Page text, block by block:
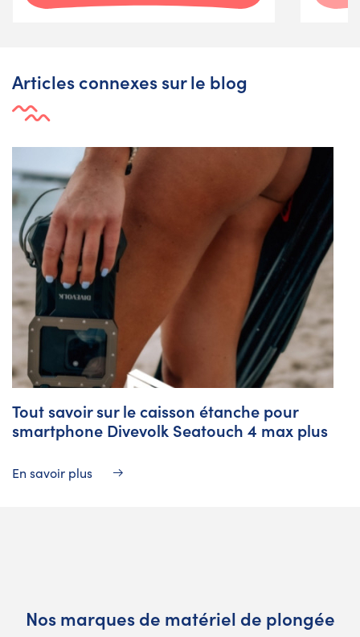
Articles connexes sur le blog
Tout savoir sur le caisson étanche pour
smartphone Divevolk Seatouch 4 max plus
En savoir plus
Nos marques de matériel de plongée